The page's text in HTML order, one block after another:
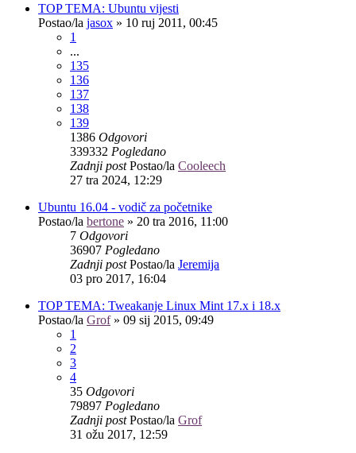
TOP TEMA: Ubuntu vijesti
Postao/la jasox » 10 ruj 2011, 00:45
1
...
135
136
137
138
139
1386 Odgovori
339332 Pogledano
Zadnji postPostao/la Cooleech
27 tra 2024, 12:29
Ubuntu 16.04 - vodič za početnike
Postao/la bertone » 20 tra 2016, 11:00
7 Odgovori
36907 Pogledano
Zadnji postPostao/la Jeremija
03 pro 2017, 16:04
TOP TEMA: Tweakanje Linux Mint 17.x i 18.x
Postao/la Grof» 09 sij 2015, 09:49
1
2
3
4
35 Odgovori
79897 Pogledano
Zadnji postPostao/la Grof
31 ožu 2017, 12:59